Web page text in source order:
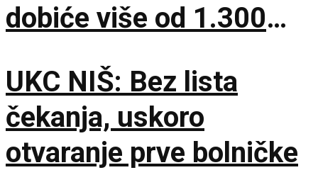
dobiće više od 1.300
UKC NIŠ: Bez lista
čekanja, uskoro
otvaranje prve bolničke